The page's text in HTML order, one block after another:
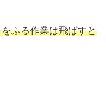
ふる作業は飛ばすと